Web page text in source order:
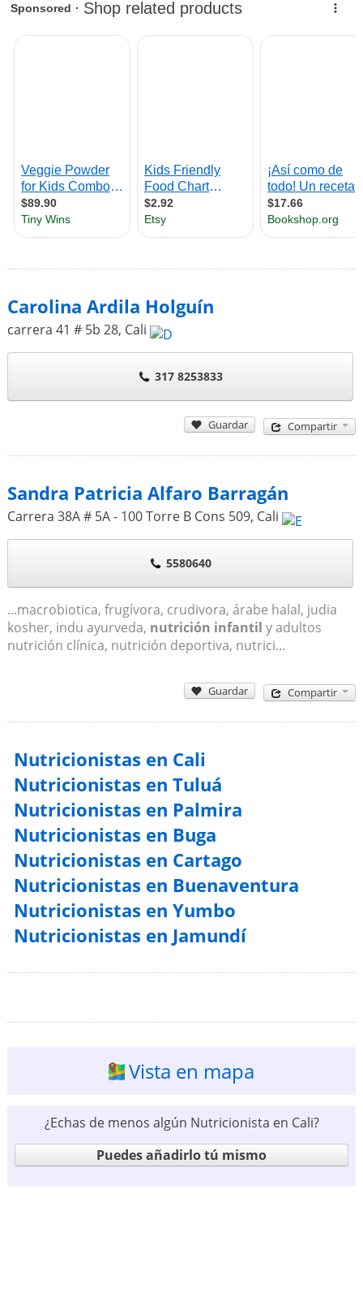
Carolina Ardila Holguín
carrera 41 # 5b 28, Cali
317 8253833
Guardar Compartir
Sandra Patricia Alfaro Barragán
Carrera 38A # 5A - 100 Torre B Cons 509, Cali
5580640
...macrobiotica, frugívora, crudivora, árabe halal, judia
kosher, indu ayurveda, nutrición infantil y adultos
nutrición clínica, nutrición deportiva, nutrici...
Guardar Compartir
Nutricionistas en Cali
Nutricionistas en Tuluá
Nutricionistas en Palmira
Nutricionistas en Buga
Nutricionistas en Cartago
Nutricionistas en Buenaventura
Nutricionistas en Yumbo
Nutricionistas en Jamundí
Vista en mapa
¿Echas de menos algún Nutricionista en Cali?
Puedes añadirlo tú mismo